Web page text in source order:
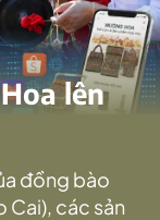
lên
đồng bào
Cai), các sản